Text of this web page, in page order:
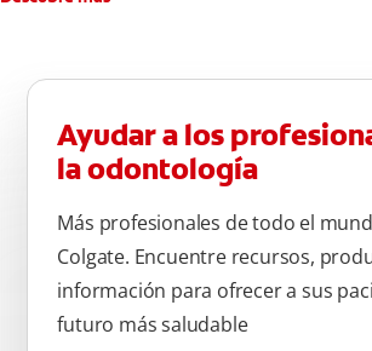
Ayudar a los
la odontología
Más profesionales de todo el
Colgate. Encuentre recursos,
información para ofrecer a sus
futuro más saludable